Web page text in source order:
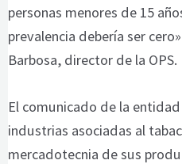
personas menores de 15
prevalencia debería ser
Barbosa, director de la OPS.
El comunicado de la
industrias asociadas al
mercadotecnia de sus